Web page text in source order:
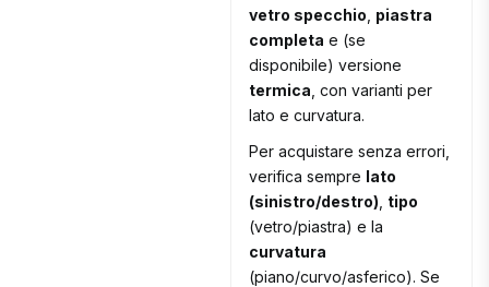
vetro specchio piastra
completa e (se
disponibile) versione
termica , con varianti per
lato e curvatura.
Per acquistare senza errori,
verifica sempre lato
(sinistro/destro) tipo
(vetro/piastra) e la
curvatura
(piano/curvo/asferico). Se